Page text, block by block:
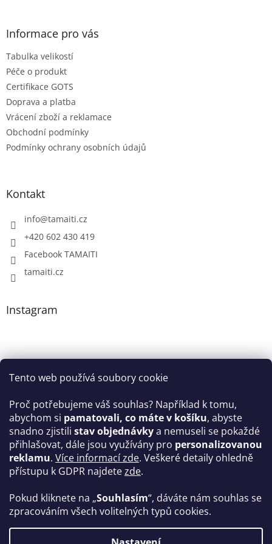
Tento web používá soubory cookie
Proč potřebujeme váš souhlas? Například k tomu,
abychom si pamatovali, co máte v košíku, abyste
snadno zjistili stav objednávkya nemuseli se pokaždé
přihlašovat, dále jsou využívány pro personalizovanou
reklamu. Více informací zde. Veškeré detaily ohledně
přístupu k GDPR najdetezde.
Pokud kliknete na „Souhlasím“, dáváte nám souhlas se
zpracováním všech volitelných typů cookies.
Informace pro vás
Tabulka velikostí
Péče o produkt
Certifikace GOTS
Doprava a platba
Vrácení zboží a reklamace
Obchodní podmínky
Podmínky ochrany osobních údajů
Kontakt
info@tamaiti.cz
+420 602 430 419
Facebook TAMAITI
tamaiti.cz
Instagram
Sledovat na Instagramu
Facebook